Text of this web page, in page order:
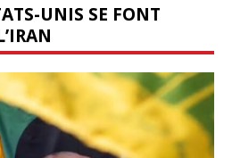
UNIS SE FONT